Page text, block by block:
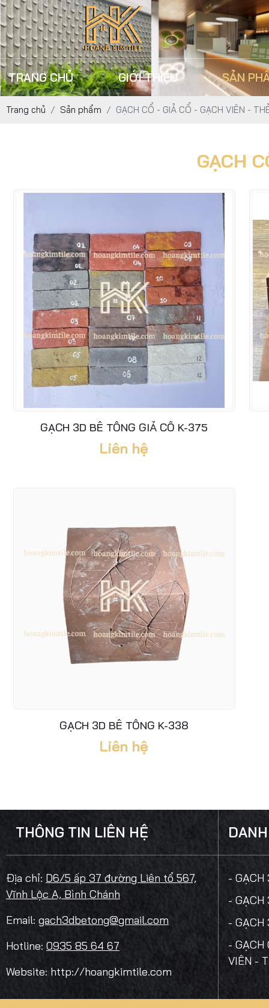
TRANG CHỦ GIỚI THIỆU SẢN
Trang chủ Sản phẩm GẠCH CỔ - GIẢ CỔ - GẠCH VIÊN -
GẠCH
GẠCH 3D BÊ TÔNG GIẢ CỔ K-375
Liên hệ
GẠCH 3D BÊ TÔNG K-338
Liên hệ
THÔNG TIN LIÊN HỆ
Địa chỉ: D6/5 ấp 37 đường Liên tổ 567,
Vĩnh Lộc A, Bình Chánh
Email: gach3dbetong@gmail.com
Hotline: 0935 85 64 67
Website: http://hoangkimtile.com
- GẠCH
- GẠCH
- GẠCH
- GẠCH
VIÊN -